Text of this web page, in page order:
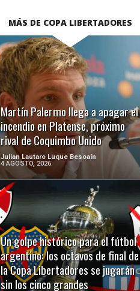
MÁS DE COPA LIBERTADORES
Martín Palermo llega a apagar el
incendio en Platense, próximo
rival de Coquimbo Unido
Julian Lautaro Luque Besoaín
4 AGOSTO, 2026
LEER MÁS
Un golpe histórico para el fútbol
argentino: los octavos de final de
la Copa Libertadores se jugarán
sin los cinco grandes
LEER MÁS